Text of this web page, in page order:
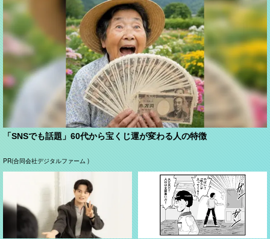
「SNSでも話題」60代から宝くじ運が変わる人の特徴
PR(合同会社デジタルファーム )